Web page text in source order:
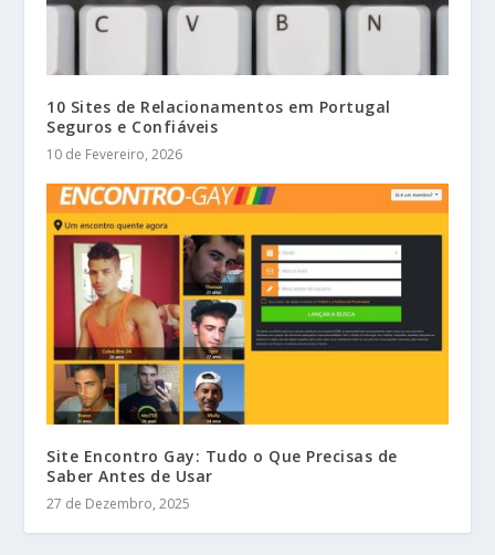
10 Sites de Relacionamentos em Portugal
Seguros e Confiáveis
10 de Fevereiro, 2026
Site Encontro Gay: Tudo o Que Precisas de
Saber Antes de Usar
27 de Dezembro, 2025